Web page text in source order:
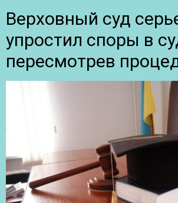
Верховный суд
упростил споры в
пересмотрев